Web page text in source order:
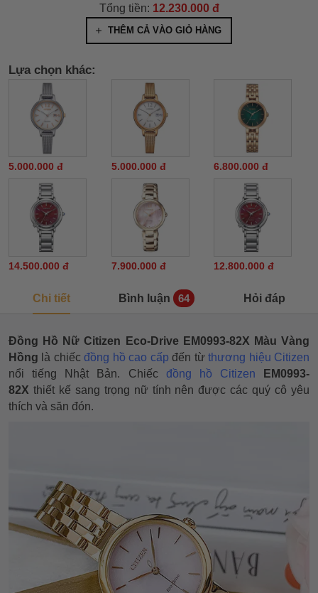
Tổng tiền: 12.230.000 đ
THÊM CẢ VÀO GIỎ HÀNG
Lựa chọn khác:
5.000.000 đ 5.000.000 đ 6.800.000 đ
14.500.000 đ 7.900.000 đ 12.800.000 đ
Chi tiết Bình luận 64 Hỏi đáp
Đồng Hồ Nữ Citizen Eco-Drive EM0993-82X Màu Vàng
Hồng à chiếcđồng hồ cao cấp đến từthương hiệu Citizen
nổi tiếng Nhật Bản. Chiếc đồng hồ Citizen
EM0993-
82X thiết kế sang trọng nữ tính nên được các quý cô yêu
thích và săn đón.